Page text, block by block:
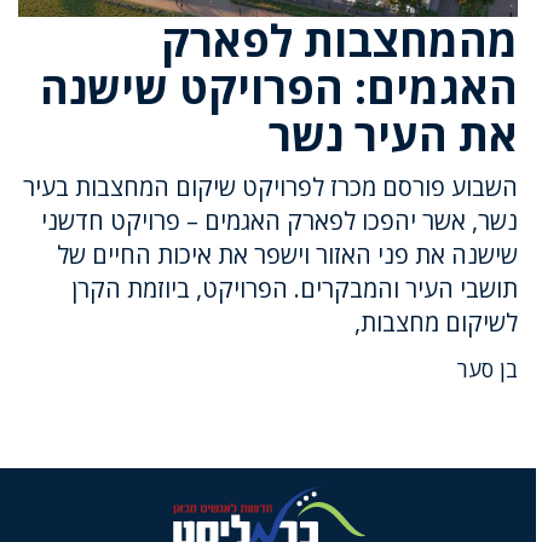
מהמחצבות לפארק
האגמים: הפרויקט שישנה
את העיר נשר
השבוע פורסם מכרז לפרויקט שיקום המחצבות בעיר
נשר, אשר יהפכו לפארק האגמים – פרויקט חדשני
שישנה את פני האזור וישפר את איכות החיים של
תושבי העיר והמבקרים. הפרויקט, ביוזמת הקרן
לשיקום מחצבות,
בן סער